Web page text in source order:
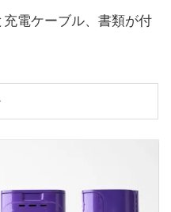
電ケーブル、書類が付